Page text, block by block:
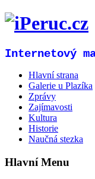
Internetový
Hlavní strana
Galerie u Plazíka
Zprávy
Zajímavosti
Kultura
Historie
Naučná stezka
Hlavní Menu